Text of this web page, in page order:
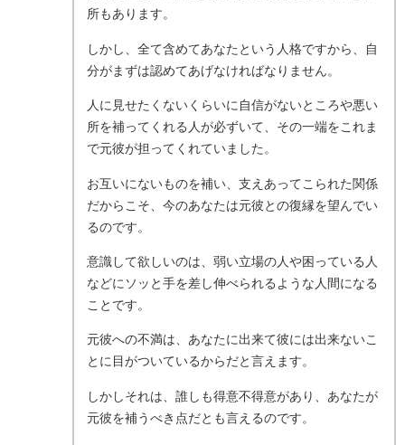
所もあります。
しかし、全て含めてあなたという人格ですから、自
分がまずは認めてあげなければなりません。
人に見せたくないくらいに自信がないところや悪い
所を補ってくれる人が必ずいて、その一端をこれま
で元彼が担ってくれていました。
お互いにないものを補い、支えあってこられた関係
だからこそ、今のあなたは元彼との復縁を望んでい
るのです。
意識して欲しいのは、弱い立場の人や困っている人
などにソッと手を差し伸べられるような人間になる
ことです。
元彼への不満は、あなたに出来て彼には出来ないこ
とに目がついているからだと言えます。
しかしそれは、誰しも得意不得意があり、あなたが
元彼を補うべき点だとも言えるのです。